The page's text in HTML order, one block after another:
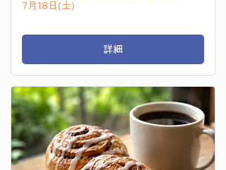
7月18日(土)
詳細